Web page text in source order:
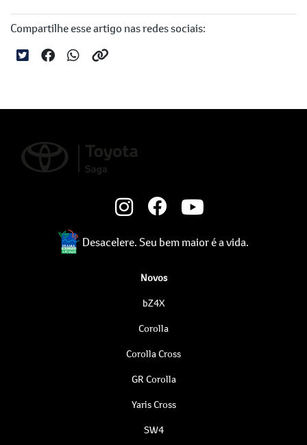
Compartilhe esse artigo nas redes sociais:
Desacelere. Seu bem maior é a vida.
Novos
bZ4X
Corolla
Corolla Cross
GR Corolla
Yaris Cross
SW4